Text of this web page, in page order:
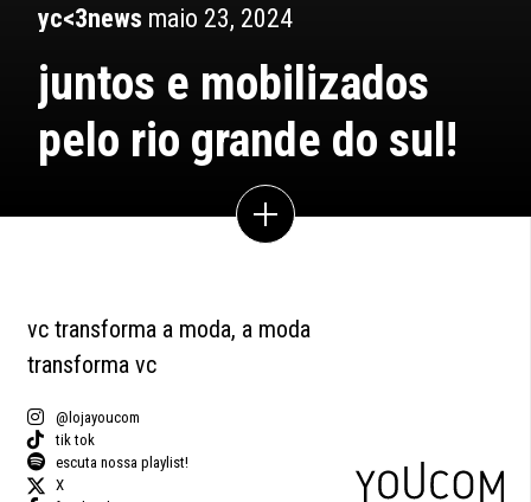
yc<3news maio 23, 2024
juntos e mobilizados
pelo rio grande do sul!
vc transforma a moda, a moda
transforma vc
@lojayoucom
tik tok
escuta nossa playlist!
X